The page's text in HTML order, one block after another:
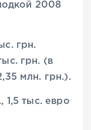
2008
грн.
грн. (в
млн. грн.).
1,5 тыс. евро